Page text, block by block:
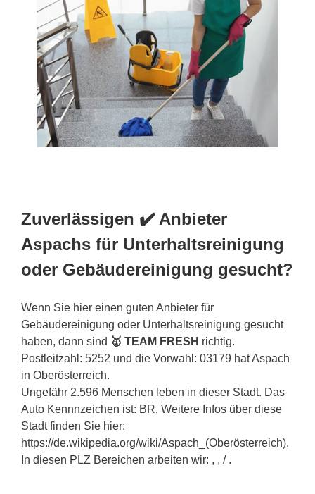
Zuverlässigen ✔️ Anbieter
Aspachs für Unterhaltsreinigung
oder Gebäudereinigung gesucht?
Wenn Sie hier einen guten Anbieter für
Gebäudereinigung oder Unterhaltsreinigung gesucht
haben, dann sind 🥇 TEAM FRESH richtig.
Postleitzahl: 5252 und die Vorwahl: 03179 hat Aspach
in Oberösterreich.
Ungefähr 2.596 Menschen leben in dieser Stadt. Das
Auto Kennnzeichen ist: BR. Weitere Infos über diese
Stadt finden Sie hier:
https://de.wikipedia.org/wiki/Aspach_(Oberösterreich).
In diesen PLZ Bereichen arbeiten wir: , , / .